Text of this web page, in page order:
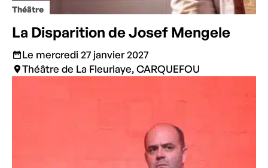
Théâtre
La Disparition de Josef Mengele
Le mercredi 27 janvier 2027
Théâtre de La Fleuriaye, CARQUEFOU